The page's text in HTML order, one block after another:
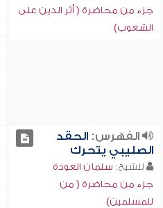
جزء من محاضرة ( أثر الدين على
الشعوب)
الفهرس:الحقد
الصليبي يتحرك
للشيخ: سلمان العودة
جزء من محاضرة ( من
للمسلمين)